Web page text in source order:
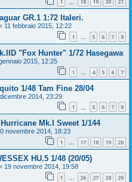
1 18 19 20 21
GR.1 1:72 Italeri.
11 febbraio 2015, 12:22
1 … 5 6 7 8
"Fox Hunter" 1/72 Hasegawa
2015, 12:25
1 … 4 5 6 7
1/48 Tam Fine 28/04
2014, 23:29
1 5 6 7 8
Mk.I Sweet 1/144
novembre 2014, 18:23
1 … 17 18 19 20
HU.5 1/48 (20/05)
19 novembre 2014, 19:58
1 26 27 28 29